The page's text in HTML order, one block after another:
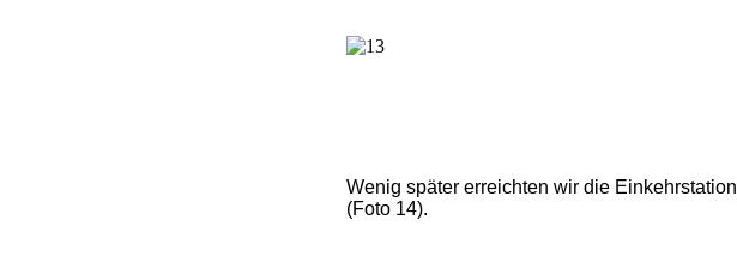
Wenig später erreichten wir die Einkehrstation
(Foto 14).